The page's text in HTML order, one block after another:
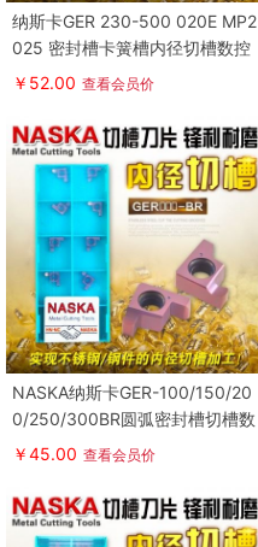
纳斯卡GER 230-500 020E MP2
025 密封槽卡簧槽内径切槽数控
刀片
￥52.00 查看会员价
NASKA纳斯卡GER-100/150/20
0/250/300BR圆弧密封槽切槽数
控刀片
￥45.00 查看会员价